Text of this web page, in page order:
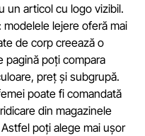
un articol cu logo vizibil.
lejere oferă mai
de corp creează o
pagină poți compara
preț și subgrupă.
poate fi comandată
din magazinele
poți alege mai ușor